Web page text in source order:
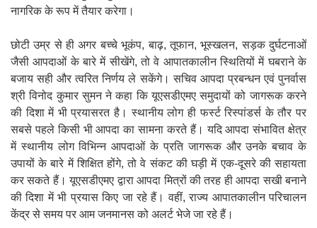
नागरिक के रूप में तैयार करेगा।
छोटी उम्र से ही अगर बच्चे भूकंप, बाढ़, तूफान, भूस्खलन, सड़क दुर्घटनाओं
जैसी आपदाओं के बारे में सीखेंगे, तो वे आपातकालीन स्थितियों में घबराने के
बजाय सही और त्वरित निर्णय ले सकेंगे। सचिव आपदा प्रबन्धन एवं पुनर्वास
श्री विनोद कुमार सुमन ने कहा कि यूएसडीएमए समुदायों को जागरूक करने
की दिशा में भी प्रयासरत है। स्थानीय लोग ही फर्स्ट रिस्पांडर्स के तौर पर
सबसे पहले किसी भी आपदा का सामना करते हैं। यदि आपदा संभावित क्षेत्र
में स्थानीय लोग विभिन्न आपदाओं के प्रति जागरूक और उनके बचाव के
उपायों के बारे में शिक्षित होंगे, तो वे संकट की घड़ी में एक-दूसरे की सहायता
कर सकते हैं। यूएसडीएमए द्वारा आपदा मित्रों की तरह ही आपदा सखी बनाने
की दिशा में भी प्रयास किए जा रहे हैं। वहीं, राज्य आपातकालीन परिचालन
केंद्र से समय पर आम जनमानस को अलर्ट भेजे जा रहे हैं।